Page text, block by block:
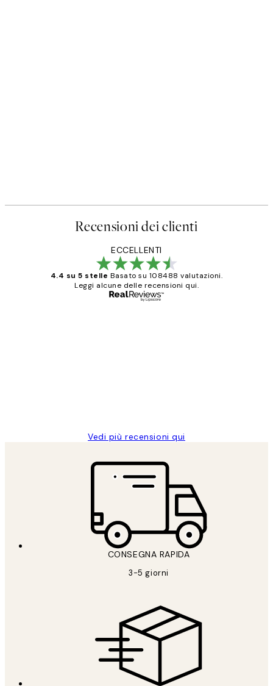
Recensioni dei clienti
ECCELLENTI
4.4 su 5 stelle Basato su 108488 valutazioni.
Leggi alcune delle recensioni qui.
Vedi più recensioni qui
CONSEGNA RAPIDA
3-5 giorni